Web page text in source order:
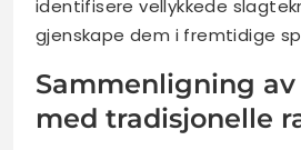
identifisere vellykkede
gjenskape dem i fremtidige
Sammenligning
med tradisjonelle